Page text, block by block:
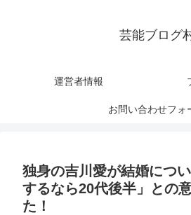
芸能ブログ
運営者情報
お問い合わせフォ
独身の吉川愛が結婚につ
するなら20代後半」との
た！